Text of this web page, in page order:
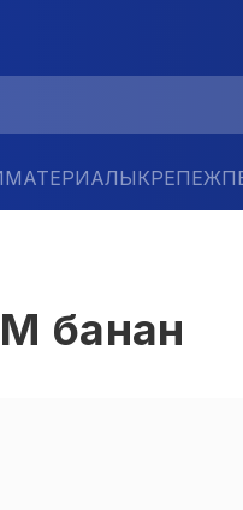
КРЕПЕЖ
банан